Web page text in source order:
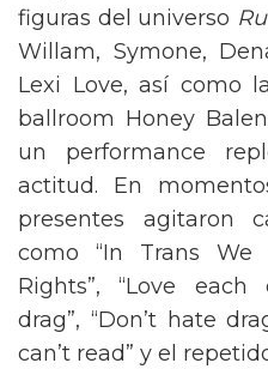
figuras del universo
Willam, Symone,
Lexi Love, así como
ballroom Honey
un performance
actitud. En
presentes agitaron
como “In Trans We
Rights”, “Love each
drag”, “Don’t hate
can’t read” y el